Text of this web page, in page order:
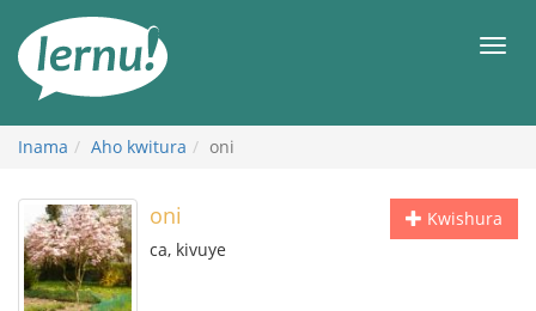
rupapuro
rw'ibirimwo
Inama Aho kwitura oni
Kwishura
oni
ca, kivuye